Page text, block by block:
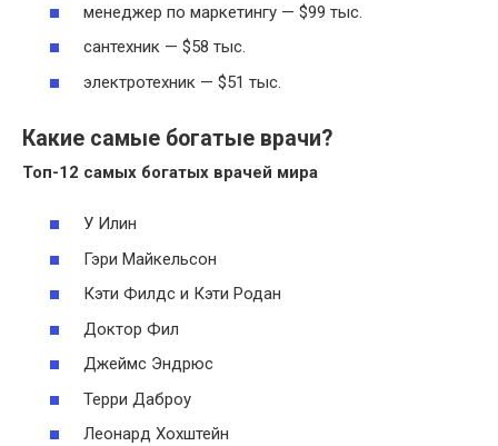
менеджер по маркетингу — $99 тыс.
сантехник — $58 тыс.
электротехник — $51 тыс.
Какие самые богатые врачи?
Топ-12 самых богатых врачей мира
У Илин
Гэри Майкельсон
Кэти Филдс и Кэти Родан
Доктор Фил
Джеймс Эндрюс
Терри Даброу
Леонард Хохштейн